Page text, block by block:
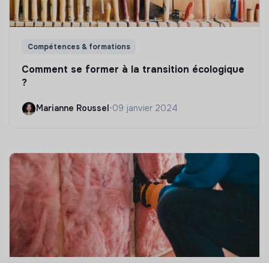
Compétences & formations
Comment se former à la transition écologique
?
Marianne Roussel •09 janvier 2024